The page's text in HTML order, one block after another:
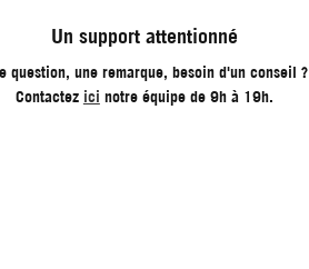
Un support attentionné
question, une remarque, besoin d'un conseil ?
Contactez ici notre équipe de 9h à 19h.